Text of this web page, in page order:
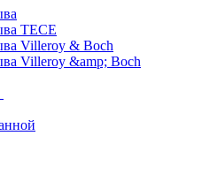
TECE
Villeroy & Boch
Villeroy &amp; Boch